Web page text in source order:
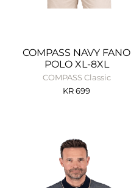
COMPASS NAVY FANO
POLO XL-8XL
COMPASS Classic
KR699